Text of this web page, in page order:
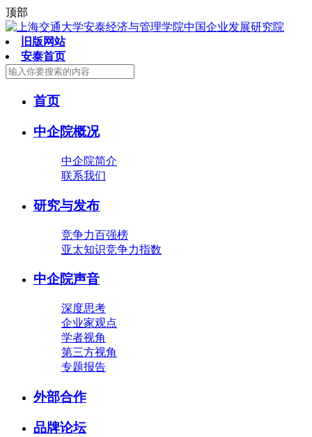
顶部
旧版网站
安泰首页
首页
中企院概况
中企院简介
联系我们
研究与发布
竞争力百强榜
亚太知识竞争力指数
中企院声音
深度思考
企业家观点
学者视角
第三方视角
专题报告
外部合作
品牌论坛